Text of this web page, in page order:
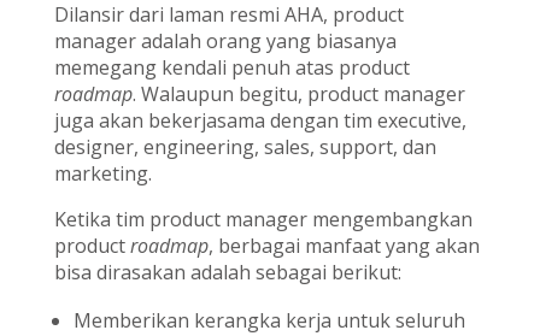
Dilansir dari laman resmi AHA, product
manager adalah orang yang biasanya
memegang kendali penuh atas product
roadmap. Walaupun begitu, product manager
juga akan bekerjasama dengan tim executive,
designer, engineering, sales, support, dan
marketing.
Ketika tim product manager mengembangkan
productroadmap, berbagai manfaat yang akan
bisa dirasakan adalah sebagai berikut:
Memberikan kerangka kerja untuk seluruh